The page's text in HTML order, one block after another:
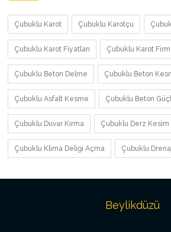
Çubuklu Karot Çubuklu Karotçu
Çubuklu Karot Fiyatları Çubuklu Karot
Çubuklu Beton Delme Çubuklu Beton
Çubuklu Asfalt Kesme Çubuklu Beton
Çubuklu Duvar Kırma Çubuklu Derz Kesim
Çubuklu Klima Deliği Açma Çubuklu
Beylikdüzü